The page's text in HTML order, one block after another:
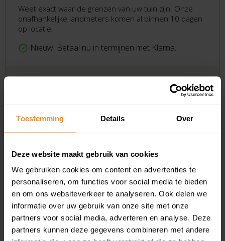
Toestemming Details Over
Deze website maakt gebruik van cookies
We gebruiken cookies om content en advertenties te
personaliseren, om functies voor social media te bieden
en om ons websiteverkeer te analyseren. Ook delen we
informatie over uw gebruik van onze site met onze
partners voor social media, adverteren en analyse. Deze
partners kunnen deze gegevens combineren met andere
Weet exact waar de grenzen van uw tuin zijn. Onze
onafhankelijke landmeters komen al binnen 10 dagen
op locatie!
Nieuw! Betaal nu in termijnen met Klarna.
Koopsommenoverzicht (1 jaar gratis
updates)
Een overzicht van alle verkochte woningen (koopsom
en koopdatum) binnen een postcodegebied. Dit
inclusief een jaar lang gratis updates van nieuwe